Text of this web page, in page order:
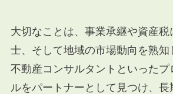
大切なことは、事業承継や資産税
士、そして地域の市場動向を熟知
不動産コンサルタントといったプ
ルをパートナーとして見つけ、長